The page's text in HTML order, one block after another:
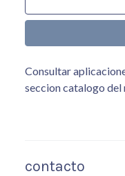
Consultar
seccion catalogo del
contacto